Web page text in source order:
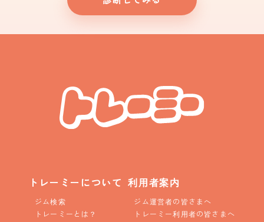
トレーミーについて
ジム検索
トレーミーとは？
利用者案内
ジム運営者の皆さまへ
トレーミー利用者の皆さまへ